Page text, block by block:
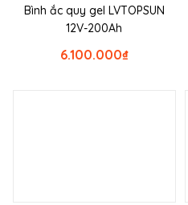
Bình ắc quy gel LVTOPSUN
12V-200Ah
₫
6.100.000